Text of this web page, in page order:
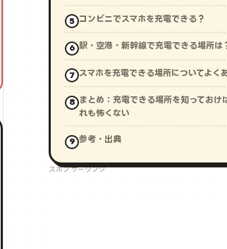
コンビニでスマホを充電できる？
駅・空港・新幹線で充電できる場所は
スマホを充電できる場所についてよく
まとめ：充電できる場所を知っておけ
れも怖くない
参考・出典
スポンサーリンク